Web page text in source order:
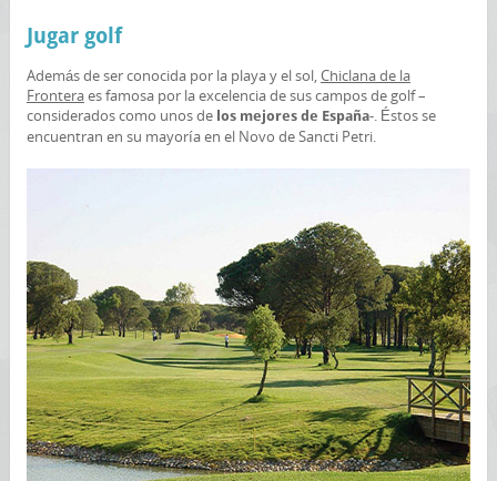
Jugar golf
Además de ser conocida por la playa y el sol,Chiclana de la
Fronteraes famosa por la excelencia de sus campos de golf –
considerados como unos de los mejores de España-. Éstos se
encuentran en su mayoría en el Novo de Sancti Petri.